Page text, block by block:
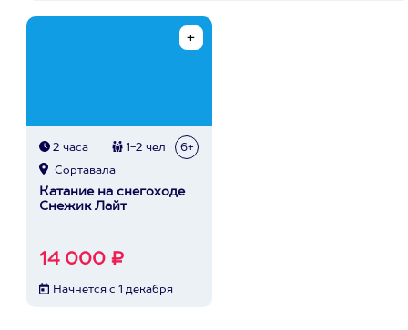
2 часа 1-2 чел 6+
Сортавала
Катание на снегоходе
Снежик Лайт
14 000 ₽
Начнется с 1 декабря